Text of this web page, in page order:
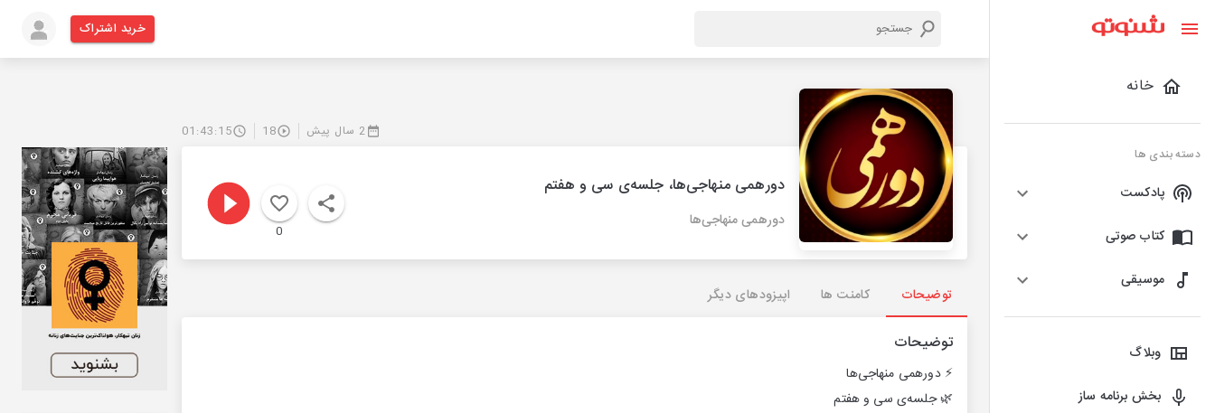
خانه
دسته بندی ها
پادکست
کتاب صوتی
موسیقی
وبلاگ
بخش برنامه ساز
خرید اشتراک
2 سال پیش 18
01:43:15
دورهمی منهاجی‌ها، جلسه‌ی سی و هفتم
دورهمی منهاجی‌ها
0
توضیحات کامنت ها اپیزودهای دیگر
توضیحات
⚡️ دورهمی منهاجی‌ها
🌿 جلسه‌ی سی و هفتم